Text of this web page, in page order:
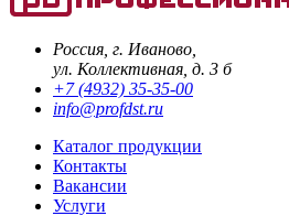
Россия, г. Иваново,
ул. Коллективная, д. 3 б
+7 (4932) 35-35-00
info@profdst.ru
Каталог продукции
Контакты
Вакансии
Услуги